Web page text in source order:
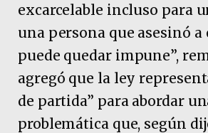
excarcelable incluso para
una persona que asesinó a
puede quedar impune”,
agregó que la ley
de partida” para abordar
problemática que, según